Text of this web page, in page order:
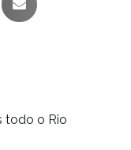
todo o Rio